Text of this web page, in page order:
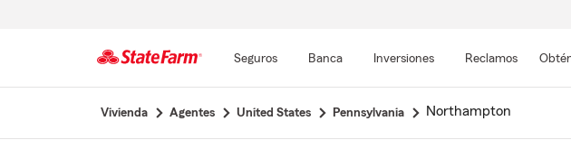
Seguros Banca Inversiones Reclamos
Vivienda Agentes United States Pennsylvania Northampton